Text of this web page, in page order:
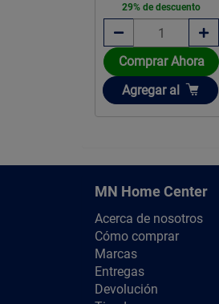
29% de descuento
Comprar Ahora
Añadir
Agregar al
MN Home Center
Acerca de nosotros
Cómo comprar
Marcas
Entregas
Devolución